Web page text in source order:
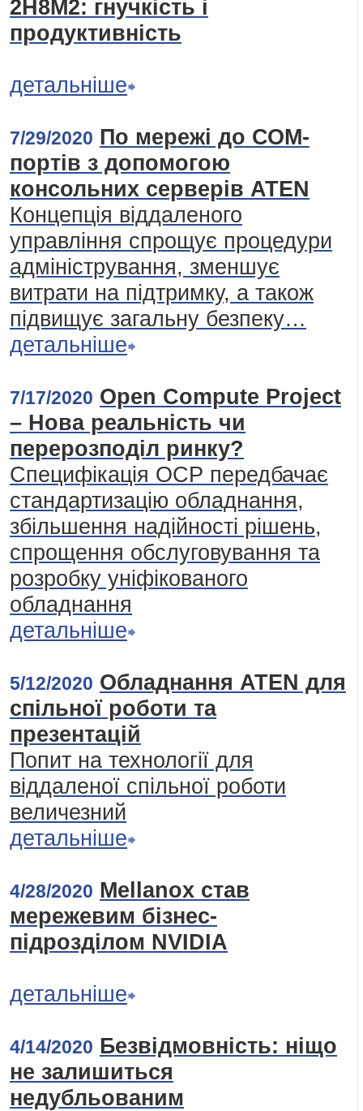
2H8M2: гнучкість і
продуктивність
детальніше
7/29/2020 По мережі до СОМ-
портів з допомогою
консольних серверів ATEN
Концепція віддаленого
управління спрощує процедури
адміністрування, зменшує
витрати на підтримку, а також
підвищує загальну безпеку…
детальніше
7/17/2020 Open Compute Project
– Нова реальність чи
перерозподіл ринку?
Специфікація ОСР передбачає
стандартизацію обладнання,
збільшення надійності рішень,
спрощення обслуговування та
розробку уніфікованого
обладнання
детальніше
5/12/2020 Обладнання ATEN для
спільної роботи та
презентацій
Попит на технології для
віддаленої спільної роботи
величезний
детальніше
4/28/2020 Mellanox став
мережевим бізнес-
підрозділом NVIDIA
детальніше
4/14/2020 Безвідмовність: ніщо
не залишиться
недубльованим